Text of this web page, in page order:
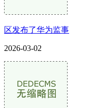
区发布了华为监事
2026-03-02